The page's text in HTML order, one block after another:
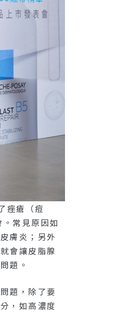
痤瘡（痘
常見原因如
膚炎；另外
會讓皮脂腺
題。
題，除了要
，如高濃度